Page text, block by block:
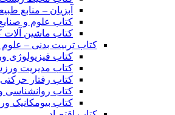
آبزیان – منابع
کتاب علوم و
کتاب ماشین
کتاب تربیت بدنی –
کتاب فیزیولوژی
کتاب مدیریت
کتاب رفتار حرکتی
کتاب
کتاب بیومکانیک